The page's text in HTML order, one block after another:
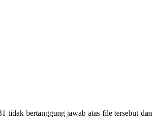
tidak bertanggung jawab atas file tersebut dan